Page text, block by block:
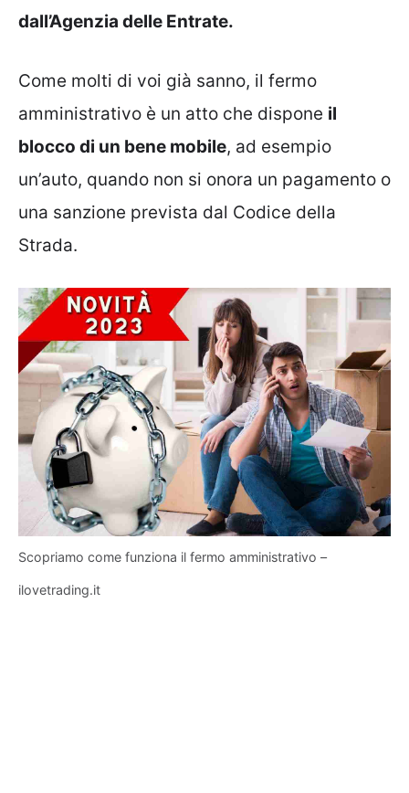
dall’Agenzia delle Entrate.
Come molti di voi già sanno, il fermo
amministrativo è un atto che dispone il
blocco di un bene mobile, ad esempio
un’auto, quando non si onora un pagamento o
una sanzione prevista dal Codice della
Strada.
Scopriamo come funziona il fermo amministrativo –
ilovetrading.it